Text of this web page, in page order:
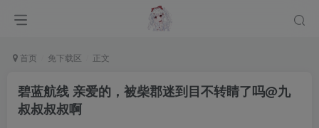
首页 免下载区 正文
碧蓝航线 亲爱的，被柴郡迷到目不转睛了吗@九
叔叔叔叔啊